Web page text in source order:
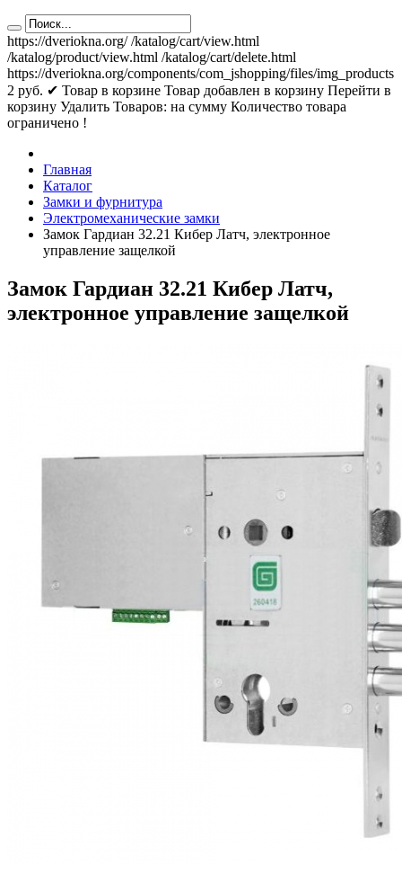
https://dveriokna.org/ /katalog/cart/view.html
/katalog/product/view.html /katalog/cart/delete.html
https://dveriokna.org/components/com_jshopping/files/img_products
2 руб. ✔ Товар в корзине Товар добавлен в корзину Перейти в
корзину Удалить Товаров: на сумму Количество товара
ограничено !
Главная
Каталог
Замки и фурнитура
Электромеханические замки
Замок Гардиан 32.21 Кибер Латч, электронное
управление защелкой
Замок Гардиан 32.21 Кибер Латч,
электронное управление защелкой